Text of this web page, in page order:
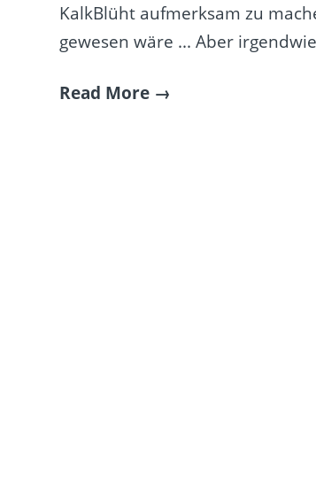
KalkBlüht aufmerksam zu
gewesen wäre ... Aber
Read More